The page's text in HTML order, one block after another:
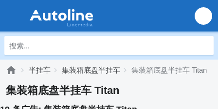
半挂车 集装箱底盘半挂车 集装箱底盘半挂车 Titan
集装箱底盘半挂车 Titan